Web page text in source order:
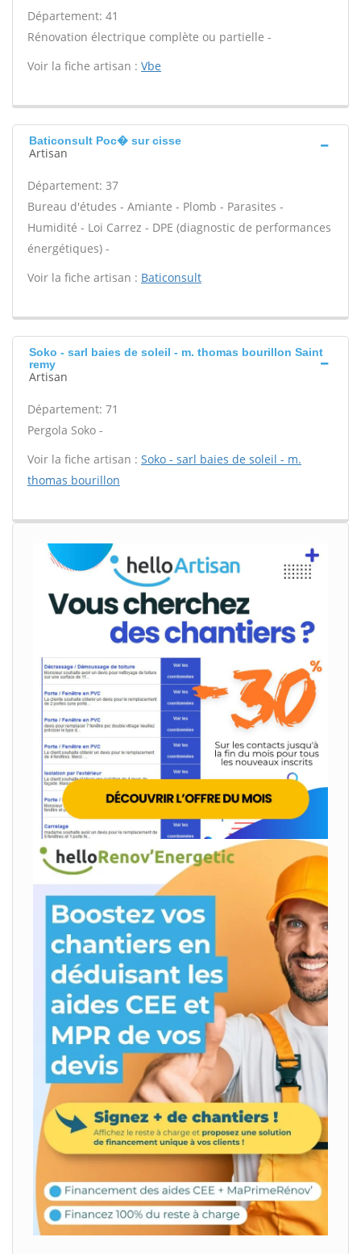
Département: 41
Rénovation électrique complète ou partielle -
Voir la fiche artisan : Vbe
Baticonsult Poc� sur cisse
Artisan
Département: 37
Bureau d'études - Amiante - Plomb - Parasites -
Humidité - Loi Carrez - DPE (diagnostic de performances
énergétiques) -
Voir la fiche artisan : Baticonsult
Soko - sarl baies de soleil - m. thomas bourillon Saint
remy
Artisan
Département: 71
Pergola Soko -
Voir la fiche artisan : Soko - sarl baies de soleil - m.
thomas bourillon